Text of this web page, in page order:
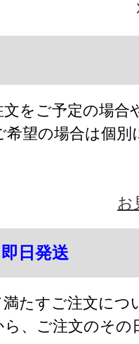
をご予定の場合
望の場合は個別
お
日発送
たすご注文につ
ら、ご注文のそ